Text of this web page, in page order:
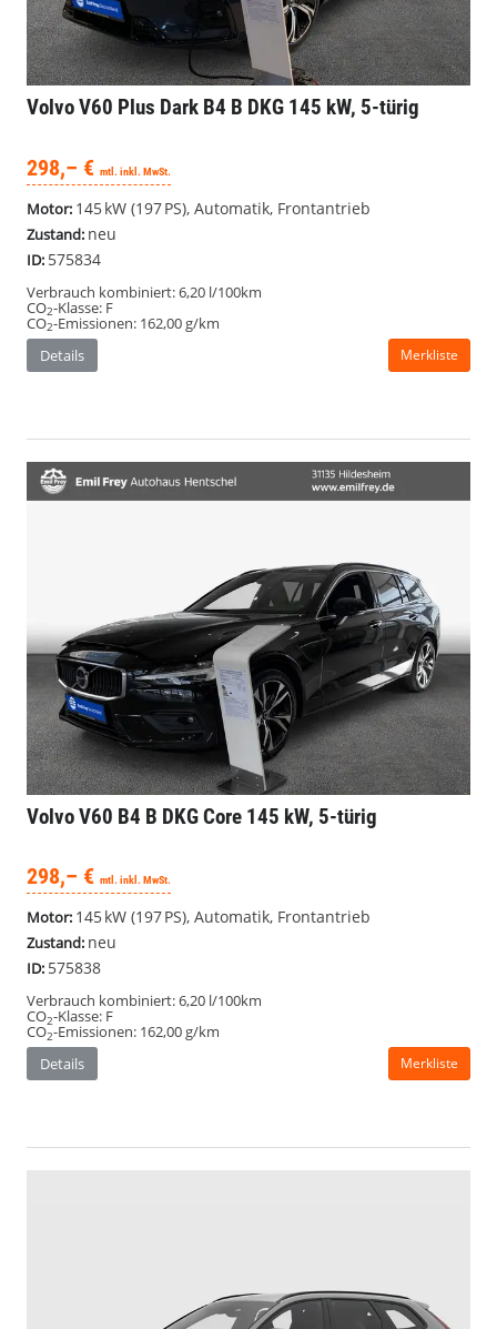
Volvo V60 Plus Dark B4 B DKG 145 kW, 5-türig
298,– € mtl. inkl. MwSt.
Motor: 145 kW (197 PS), Automatik, Frontantrieb
Zustand: neu
ID: 575834
Verbrauch kombiniert:6,20 l/100km
CO2-Klasse: F
CO2-Emissionen: 162,00 g/km
Details
Merkliste
Volvo V60 B4 B DKG Core 145 kW, 5-türig
298,– € mtl. inkl. MwSt.
Motor: 145 kW (197 PS), Automatik, Frontantrieb
Zustand: neu
ID: 575838
Verbrauch kombiniert:6,20 l/100km
CO2-Klasse: F
CO2-Emissionen: 162,00 g/km
Details
Merkliste